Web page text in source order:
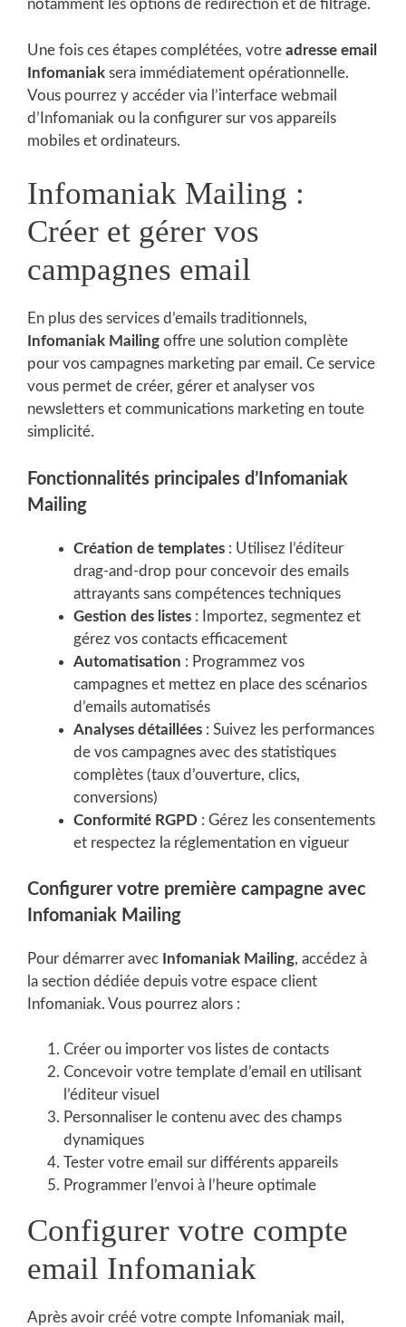
notamment les options de redirection et de filtrage.
Une fois ces étapes complétées, votre adresse email
Infomaniak sera immédiatement opérationnelle.
Vous pourrez y accéder via l’interface webmail
d’Infomaniak ou la configurer sur vos appareils
mobiles et ordinateurs.
Infomaniak Mailing :
Créer et gérer vos
campagnes email
En plus des services d’emails traditionnels,
Infomaniak Mailing offre une solution complète
pour vos campagnes marketing par email. Ce service
vous permet de créer, gérer et analyser vos
newsletters et communications marketing en toute
simplicité.
Fonctionnalités principales d’Infomaniak
Mailing
Création de templates : Utilisez l’éditeur
drag-and-drop pour concevoir des emails
attrayants sans compétences techniques
Gestion des listes : Importez, segmentez et
gérez vos contacts efficacement
Automatisation : Programmez vos
campagnes et mettez en place des scénarios
d’emails automatisés
Analyses détaillées : Suivez les performances
de vos campagnes avec des statistiques
complètes (taux d’ouverture, clics,
conversions)
Conformité RGPD : Gérez les consentements
et respectez la réglementation en vigueur
Configurer votre première campagne avec
Infomaniak Mailing
Pour démarrer avec Infomaniak Mailing, accédez à
la section dédiée depuis votre espace client
Infomaniak. Vous pourrez alors :
Créer ou importer vos listes de contacts
Concevoir votre template d’email en utilisant
l’éditeur visuel
Personnaliser le contenu avec des champs
dynamiques
Tester votre email sur différents appareils
Programmer l’envoi à l’heure optimale
Configurer votre compte
email Infomaniak
Après avoir créé votre compte Infomaniak mail,